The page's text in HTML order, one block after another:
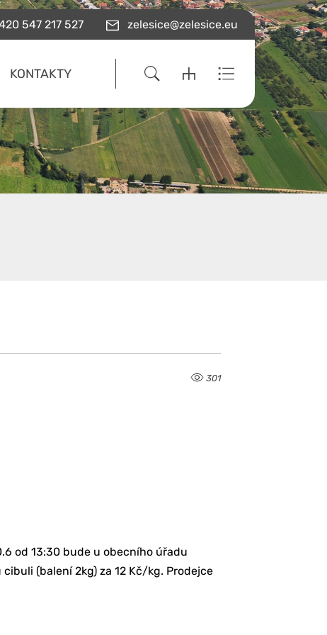
547 217 527 zelesice@zelesice.eu
KONTAKTY
301
od 13:30 bude u obecního úřadu
(balení 2kg) za 12 Kč/kg. Prodejce